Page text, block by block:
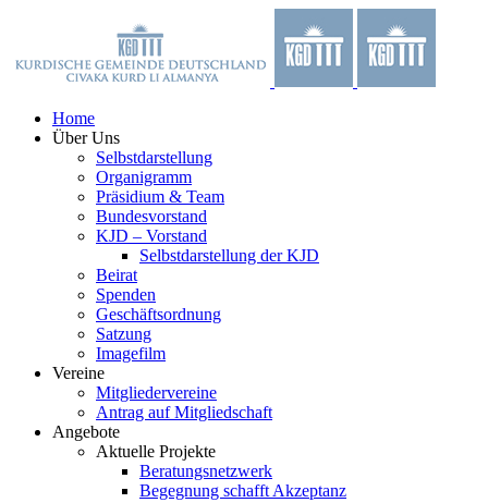
springen
Home
Über Uns
Selbstdarstellung
Organigramm
Präsidium & Team
Bundesvorstand
KJD – Vorstand
Selbstdarstellung der KJD
Beirat
Spenden
Geschäftsordnung
Satzung
Imagefilm
Vereine
Mitgliedervereine
Antrag auf Mitgliedschaft
Angebote
Aktuelle Projekte
Beratungsnetzwerk
Begegnung schafft Akzeptanz